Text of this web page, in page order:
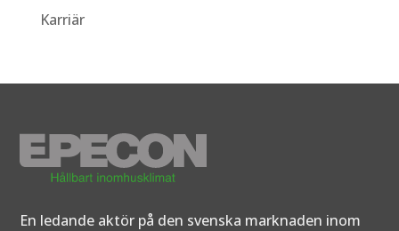
Karriär
En ledande aktör på den svenska marknaden inom